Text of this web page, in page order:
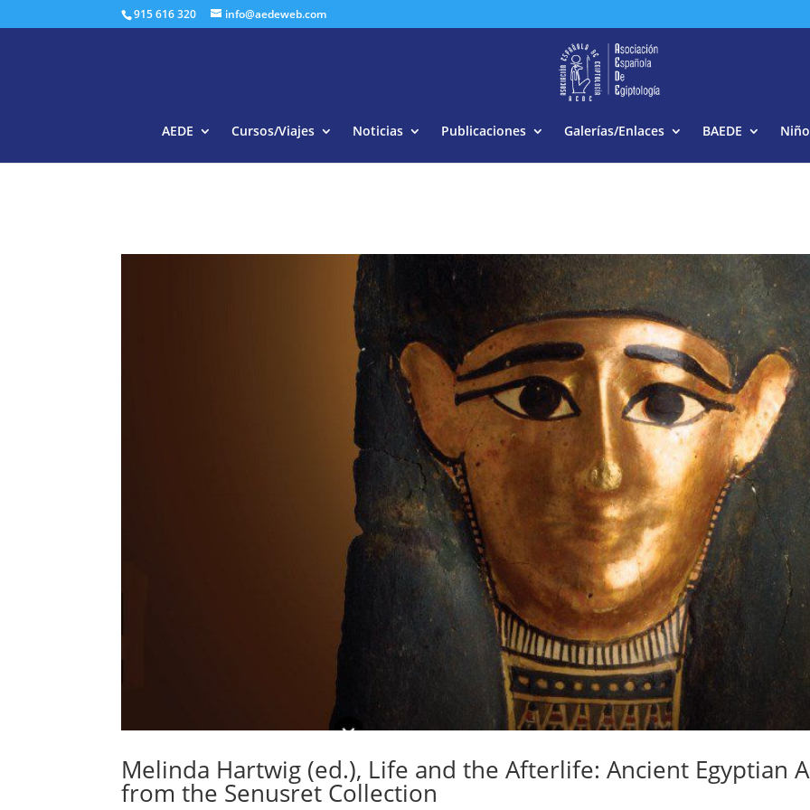
915 616 320 info@aedeweb.com
AEDE Cursos/Viajes Noticias Publicaciones Galerías/Enlaces BAEDE
Melinda Hartwig (ed.), Life and the Afterlife: Ancient Egyptian
from the Senusret Collection